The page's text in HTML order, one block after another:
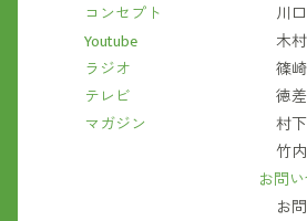
コンセプト
Youtube
ラジオ
テレビ
マガジン
川
木
篠
徳
村
竹
お問
お